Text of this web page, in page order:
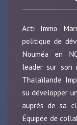
Acti Immo
politique de
Nouméa en
leader sur son
Thalaïlande.
su développer
auprès de sa
Équipée de